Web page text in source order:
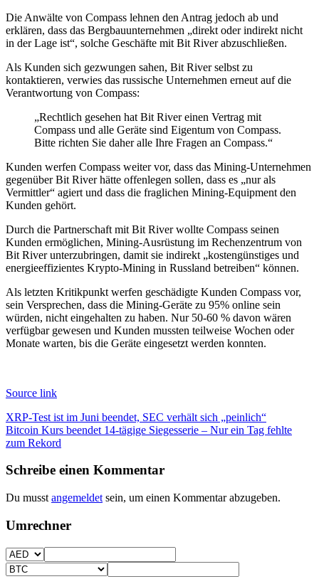
Die Anwälte von Compass lehnen den Antrag jedoch ab und
erklären, dass das Bergbauunternehmen „direkt oder indirekt nicht
in der Lage ist“, solche Geschäfte mit Bit River abzuschließen.
Als Kunden sich gezwungen sahen, Bit River selbst zu
kontaktieren, verwies das russische Unternehmen erneut auf die
Verantwortung von Compass:
„Rechtlich gesehen hat Bit River einen Vertrag mit
Compass und alle Geräte sind Eigentum von Compass.
Bitte richten Sie daher alle Ihre Fragen an Compass.“
Kunden werfen Compass weiter vor, dass das Mining-Unternehmen
gegenüber Bit River hätte offenlegen sollen, dass es „nur als
Vermittler“ agiert und dass die fraglichen Mining-Equipment den
Kunden gehört.
Durch die Partnerschaft mit Bit River wollte Compass seinen
Kunden ermöglichen, Mining-Ausrüstung im Rechenzentrum von
Bit River unterzubringen, damit sie indirekt „kostengünstiges und
energieeffizientes Krypto-Mining in Russland betreiben“ können.
Als letzten Kritikpunkt werfen geschädigte Kunden Compass vor,
sein Versprechen, dass die Mining-Geräte zu 95% online sein
würden, nicht eingehalten zu haben. Nur 50-60 % davon wären
verfügbar gewesen und Kunden mussten teilweise Wochen oder
Monate warten, bis die Geräte eingesetzt werden konnten.
Source link
Beitragsnavigation
XRP-Test ist im Juni beendet, SEC verhält sich „peinlich“
Bitcoin Kurs beendet 14-tägige Siegesserie – Nur ein Tag fehlte
zum Rekord
Schreibe einen Kommentar
Du musst angemeldet sein, um einen Kommentar abzugeben.
Umrechner